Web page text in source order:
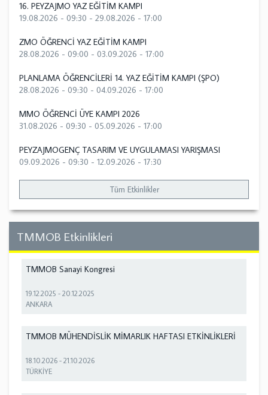
16. PEYZAJMO YAZ EĞİTİM KAMPI
19.08.2026 - 09:30 - 29.08.2026 - 17:00
ZMO ÖĞRENCİ YAZ EĞİTİM KAMPI
28.08.2026 - 09:00 - 03.09.2026 - 17:00
PLANLAMA ÖĞRENCİLERİ 14. YAZ EĞİTİM KAMPI (ŞPO)
28.08.2026 - 09:30 - 04.09.2026 - 17:00
MMO ÖĞRENCİ ÜYE KAMPI 2026
31.08.2026 - 09:30 - 05.09.2026 - 17:00
PEYZAJMOGENÇ TASARIM VE UYGULAMASI YARIŞMASI
09.09.2026 - 09:30 - 12.09.2026 - 17:30
Tüm Etkinlikler
TMMOB Etkinlikleri
TMMOB Sanayi Kongresi
19.12.2025 -20.12.2025
ANKARA
TMMOB MÜHENDİSLİK MİMARLIK HAFTASI ETKİNLİKLERİ
18.10.2026 -21.10.2026
TÜRKİYE